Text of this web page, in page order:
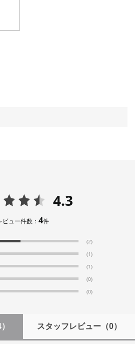
4.3
ビュー件数：4件
(2)
(1)
(1)
(0)
(0)
スタッフレビュー（0）